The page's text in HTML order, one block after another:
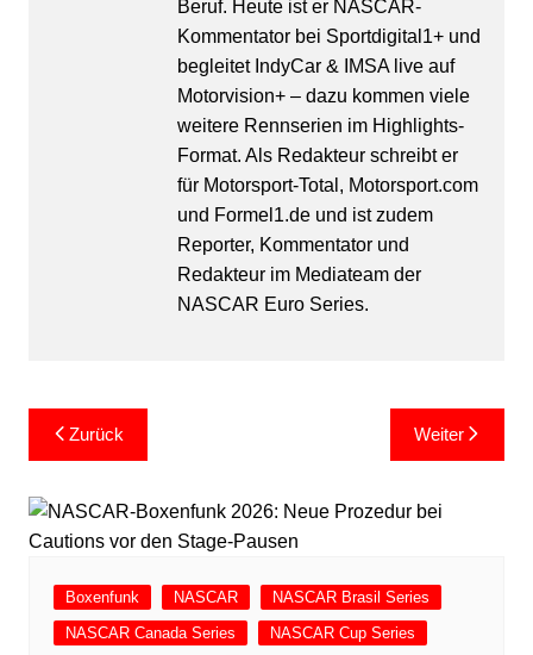
Beruf. Heute ist er NASCAR-
Kommentator bei Sportdigital1+ und
begleitet IndyCar & IMSA live auf
Motorvision+ – dazu kommen viele
weitere Rennserien im Highlights-
Format. Als Redakteur schreibt er
für Motorsport-Total, Motorsport.com
und Formel1.de und ist zudem
Reporter, Kommentator und
Redakteur im Mediateam der
NASCAR Euro Series.
Beitragsnavigation
Zurück Weiter
Boxenfunk NASCAR
NASCAR Brasil Series
NASCAR Canada Series
NASCAR Cup Series